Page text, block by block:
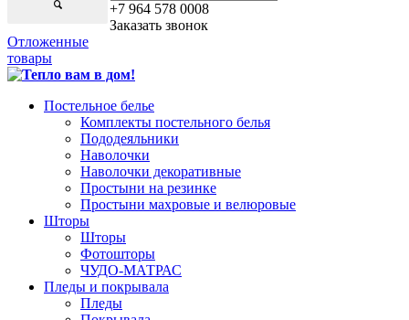
+7 964 578 0008
Заказать звонок
Отложенные
товары
Постельное белье
Комплекты постельного белья
Пододеяльники
Наволочки
Наволочки декоративные
Простыни на резинке
Простыни махровые и велюровые
Шторы
Шторы
Фотошторы
ЧУДО-МАТРАС
Пледы и покрывала
Пледы